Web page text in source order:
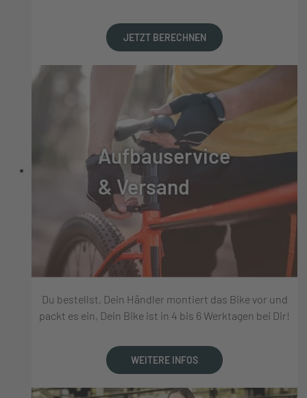
JETZT BERECHNEN
Aufbauservice
& Versand
Du bestellst, Dein Händler montiert das Bike vor und
packt es ein, Dein Bike ist in 4 bis 6 Werktagen bei Dir!
WEITERE INFOS